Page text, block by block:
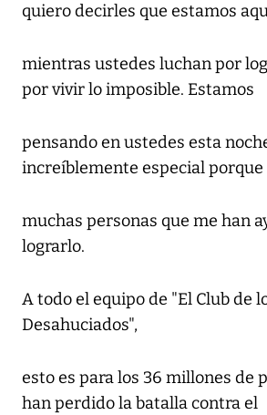
quiero decirles que estamos
mientras ustedes luchan por
por vivir lo imposible. Estamos
pensando en ustedes esta
increíblemente especial porque
muchas personas que me han
lograrlo.
A todo el equipo de "El Club de
Desahuciados",
esto es para los 36 millones de
han perdido la batalla contra el